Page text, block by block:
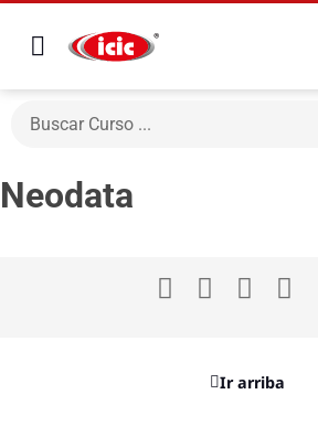
Neodata
Ir arriba